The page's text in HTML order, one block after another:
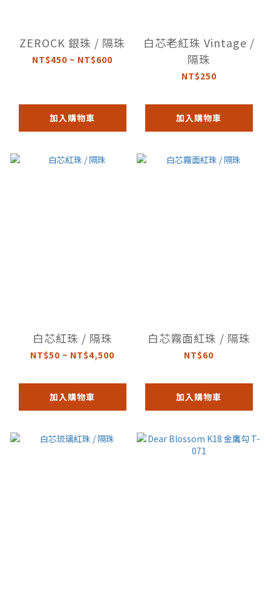
ZEROCK 銀珠 / 隔珠
NT$450 ~ NT$600
加入購物車
白芯老紅珠 Vintage /
隔珠
NT$250
加入購物車
白芯紅珠 / 隔珠
NT$50 ~ NT$4,500
加入購物車
白芯霧面紅珠 / 隔珠
NT$60
加入購物車